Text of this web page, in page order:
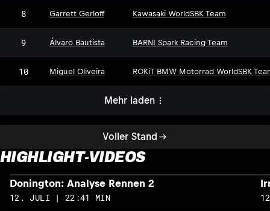
Voller Stand
8 Garrett Gerloff Kawasaki WorldSBK Team
9 Álvaro Bautista BARNI Spark Racing Team
10 Miguel Oliveira ROKiT BMW Motorrad WorldSBK
Mehr laden
HIGHLIGHT-VIDEOS
Donington: Analyse Rennen 2
12. JULI | 22:41 MIN